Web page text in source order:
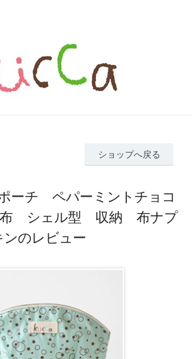
ショップへ戻る
ーチ ペパーミントチョコ
布 シェル型 収納 布ナプ
ンのレビュー